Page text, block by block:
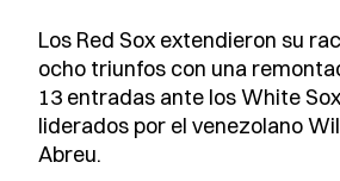
Los Red Sox extendieron su
ocho triunfos con una
13 entradas ante los White
liderados por el venezolano
Abreu.